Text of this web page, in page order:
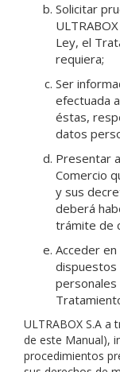
Solicitar
Ley, el
requiera;
Ser
efectuada
éstas,
datos
Presentar
Comercio
y sus
deberá
trámite de
Acceder
dispuestos
ULTRABOX S.A a
de este Manual),
procedimientos